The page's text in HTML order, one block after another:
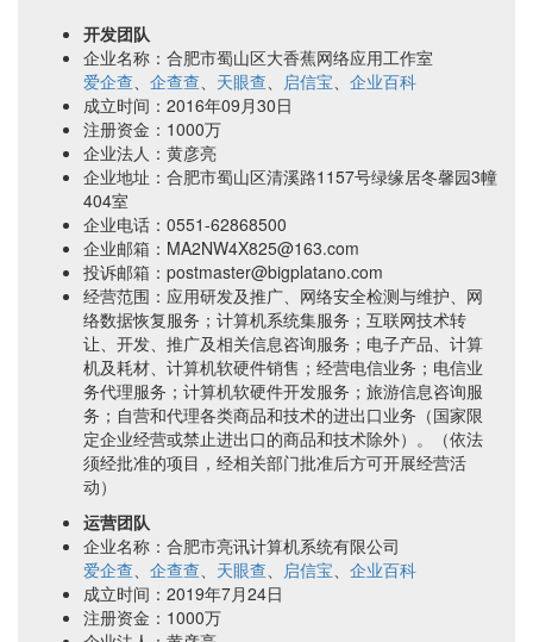
开发团队
企业名称：合肥市蜀山区大香蕉网络应用工作室
爱企查、 企查查、 天眼查、 启信宝、 企业百科
成立时间：2016年09月30日
注册资金：1000万
企业法人：黄彦亮
企业地址：合肥市蜀山区清溪路1157号绿缘居冬馨园3幢
404室
企业电话：0551-62868500
企业邮箱：MA2NW4X825@163.com
投诉邮箱：postmaster@bigplatano.com
经营范围：应用研发及推广、网络安全检测与维护、网
络数据恢复服务；计算机系统集服务；互联网技术转
让、开发、推广及相关信息咨询服务；电子产品、计算
机及耗材、计算机软硬件销售；经营电信业务；电信业
务代理服务；计算机软硬件开发服务；旅游信息咨询服
务；自营和代理各类商品和技术的进出口业务（国家限
定企业经营或禁止进出口的商品和技术除外）。（依法
须经批准的项目，经相关部门批准后方可开展经营活
动）
运营团队
企业名称：合肥市亮讯计算机系统有限公司
爱企查、 企查查、 天眼查、 启信宝、 企业百科
成立时间：2019年7月24日
注册资金：1000万